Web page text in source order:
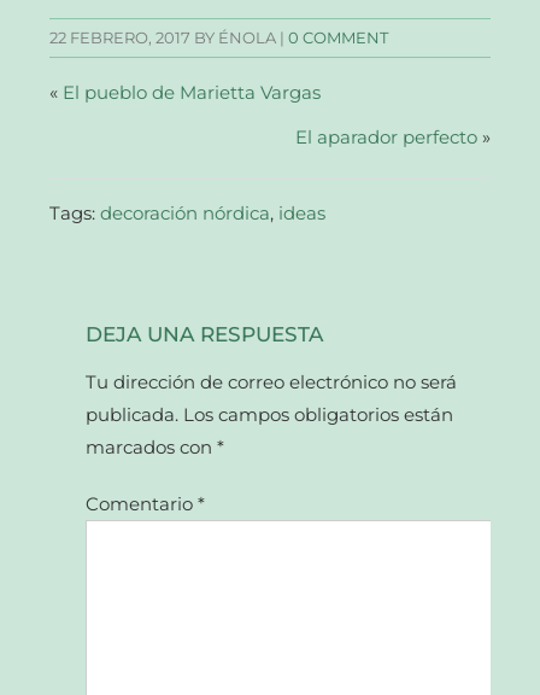
una
ventana
nueva)
una
ventana
nueva)
una
ventana
nueva)
a
un
amigo
abre
en
ventana
nueva)
22 FEBRERO, 2017 BY ÉNOLA |0 COMMENT
« El pueblo de Marietta Vargas
El aparador perfecto»
Tags:decoración nórdica, ideas
DEJA UNA RESPUESTA
Tu dirección de correo electrónico no será
publicada. Los campos obligatorios están
marcados con*
Comentario*